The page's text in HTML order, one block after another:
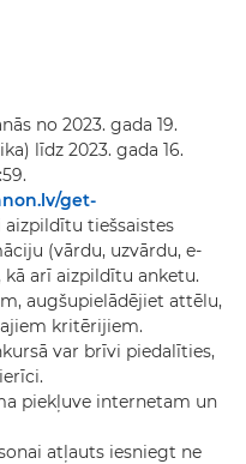
no 2023. gada 19.
līdz 2023. gada 16.
get-
aizpildītu tiešsaistes
(vārdu, uzvārdu, e-
kā arī aizpildītu anketu.
augšupielādējiet attēlu,
kritērijiem.
var brīvi piedalīties,
piekļuve internetam un
atļauts iesniegt ne